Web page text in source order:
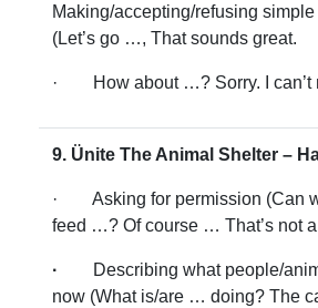
Making/accepting/refusing
(Let’s go …, That sounds great.
· How about …? Sorry. I can’t
9. Ünite The Animal Shelter –
· Asking for permission (Can
feed …? Of course … That’s not
·
Describing what people/
now (What is/are … doing? The